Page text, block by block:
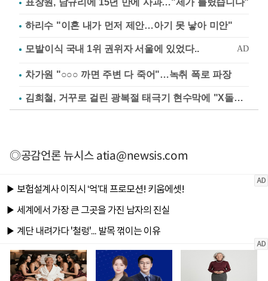
표창원, 남규리에 15년 만에 사과…"제가 틀렸습니다"
하리수 "이혼 내가 먼저 제안…아기 못 낳아 미안"
차가원 "○○○ 까면 주변 다 죽어"…녹취 폭로 파장
김희철, 거꾸로 걸린 광복절 태극기 현수막에 "X돌았네"
◎공감언론 뉴시스atia@newsis.com